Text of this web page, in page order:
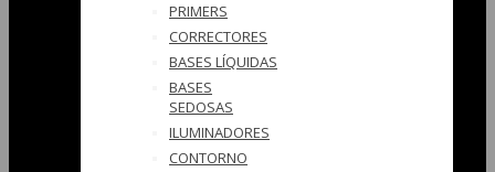
PRIMERS
CORRECTORES
BASES LÍQUIDAS
BASES
SEDOSAS
ILUMINADORES
CONTORNO